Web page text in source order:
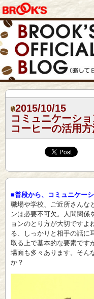
2015/10/15
コミュニケーシ
コーヒーの活用方
■普段から、コミュニケー
職場や学校、ご近所さんな
ンは必要不可欠。人間関係
ョンのとり方が大切ですよ
る、しっかりと相手の話に
取る上で基本的な要素です
場面も多々あります。そん
か？